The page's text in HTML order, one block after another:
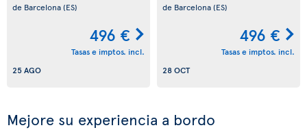
de Barcelona(ES)
496 €
Tasas e imptos. incl.
25 AGO
de Barcelona(ES)
496 €
Tasas e imptos. incl.
28 OCT
Mejore su experiencia a bordo